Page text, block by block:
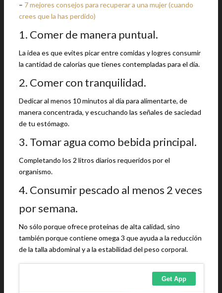
– 7 mejores consejos para recuperar a una mujer (cuando
crees que la has perdido)
1. Comer de manera puntual.
La idea es que evites picar entre comidas y logres consumir
la cantidad de calorías que tienes contempladas para el día.
2. Comer con tranquilidad.
Dedicar al menos 10 minutos al día para alimentarte, de
manera concentrada, y escuchando las señales de saciedad
de tu estómago.
3. Tomar agua como bebida principal.
Completando los 2 litros diarios requeridos por el
organismo.
4. Consumir pescado al menos 2 veces
por semana.
No sólo porque ofrece proteínas de alta calidad, sino
también porque contiene omega 3 que ayuda a la reducción
de la talla abdominal y a la estabilidad del peso corporal.